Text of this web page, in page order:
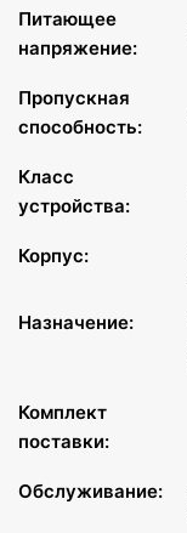
Питающее
напряжение:
Пропускная
способность:
Класс
устройства:
Корпус:
Назначение:
Комплект
поставки:
Обслуживание: